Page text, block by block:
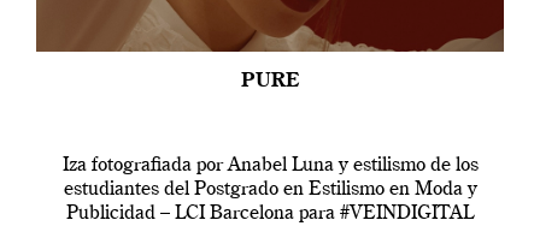
PURE
Iza fotografiada por Anabel Luna y estilismo de los
estudiantes del Postgrado en Estilismo en Moda y
Publicidad – LCI Barcelona para #VEINDIGITAL